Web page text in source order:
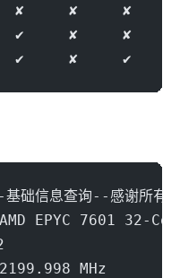
✘     ✘     ✘
✔     ✘     ✘
✔     ✘     ✔
息查询--感谢所
EPYC 7601 32-
MHz